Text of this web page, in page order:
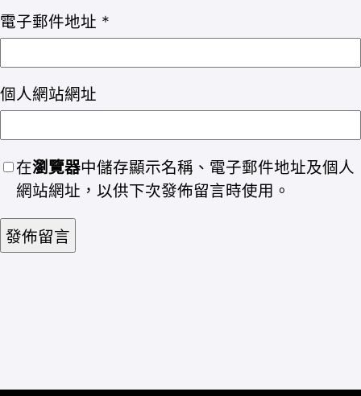
電子郵件地址 *
個人網站網址
在瀏覽器中儲存顯示名稱、電子郵件地址及個人
網站網址，以供下次發佈留言時使用。